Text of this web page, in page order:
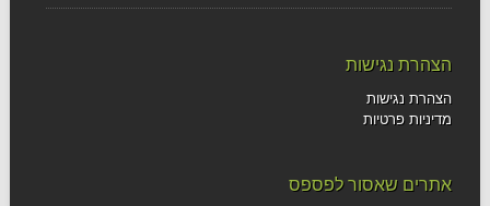
הצהרת נגישות
הצהרת נגישות
מדיניות פרטיות
אתרים שאסור לפספס